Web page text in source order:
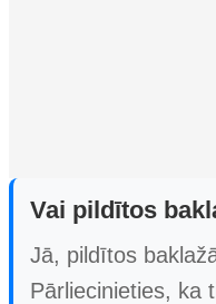
Vai pildītos
Jā, pildītos
Pārliecinieties, ka